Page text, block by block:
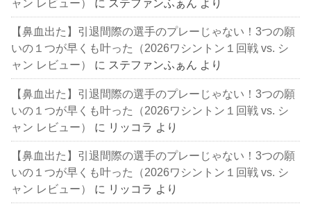
ャン レビュー）
に ステファンふぁん より
【鼻血出た】引退間際の選手のプレーじゃない！3つの願
いの１つが早くも叶った（2026ワシントン１回戦 vs. シ
ャン レビュー）
に ステファンふぁん より
【鼻血出た】引退間際の選手のプレーじゃない！3つの願
いの１つが早くも叶った（2026ワシントン１回戦 vs. シ
ャン レビュー）
に リッコラ より
【鼻血出た】引退間際の選手のプレーじゃない！3つの願
いの１つが早くも叶った（2026ワシントン１回戦 vs. シ
ャン レビュー）
に リッコラ より